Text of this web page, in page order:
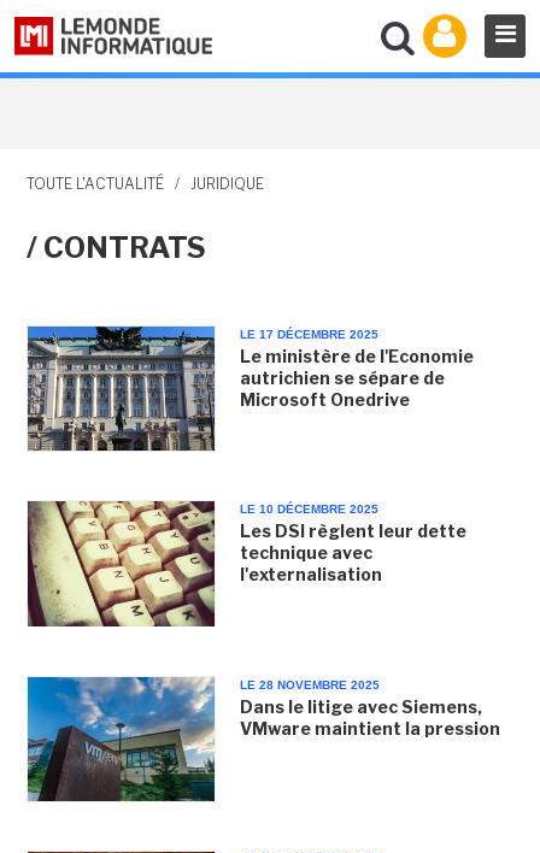
TOUTE L'ACTUALITÉ / JURIDIQUE
/ CONTRATS
LE 17 DÉCEMBRE 2025
Le ministère de l'Economie
autrichien se sépare de
Microsoft Onedrive
LE 10 DÉCEMBRE 2025
Les DSI règlent leur dette
technique avec
l'externalisation
LE 28 NOVEMBRE 2025
Dans le litige avec Siemens,
VMware maintient la pression